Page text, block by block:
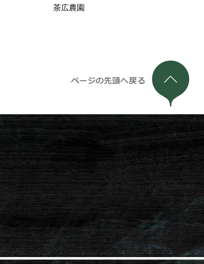
茶広農園